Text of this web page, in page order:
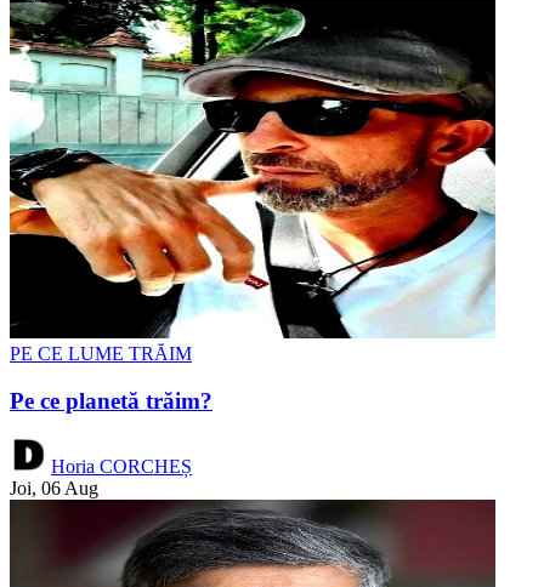
PE CE LUME TRĂIM
Pe ce planetă trăim?
Horia CORCHEȘ
Joi, 06 Aug